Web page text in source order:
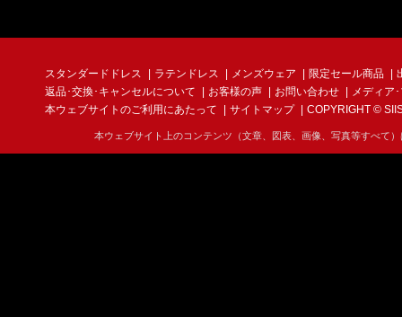
スタンダードドレス ラテンドレス メンズウェア 限定セール商品
返品･交換･キャンセルについて
お客様の声 お問い合わせ
メディア
本ウェブサイトのご利用にあたって
サイトマップ COPYRIGHT ©
本ウェブサイト上のコンテンツ（文章、図表、画像、写真等すべて